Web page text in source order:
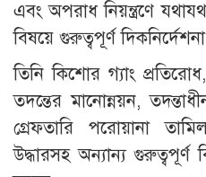
এবং অপরাধ নিয়ন্ত্রণে
বিষয়ে গুরুত্বপূর্ণ
তিনি কিশোর গ্যাং
তদন্তের মানোন্নয়ন,
গ্রেফতারি পরোয়ানা
উদ্ধারসহ অন্যান্য